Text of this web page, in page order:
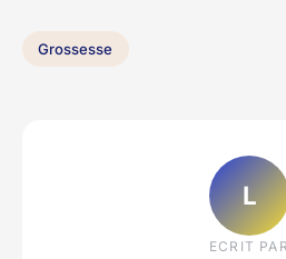
Grossesse
L
ECRIT PAR